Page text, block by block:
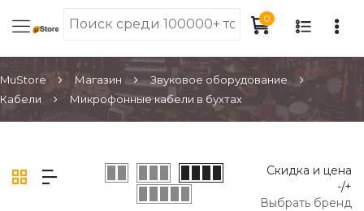
0
MuStore Магазин
Звуковое оборудование
Кабели
Микрофонные кабели в бухтах
Скидка и цена
-/+
Выбрать бренд